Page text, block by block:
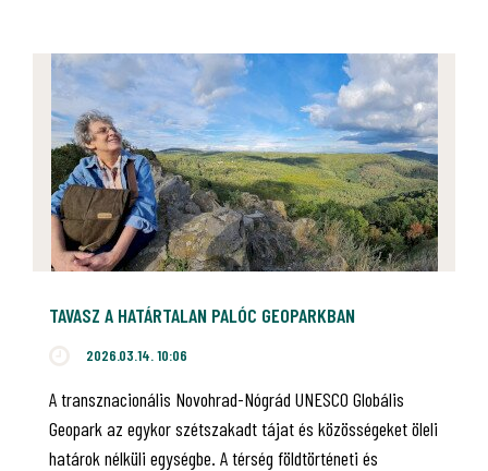
TAVASZ A HATÁRTALAN PALÓC GEOPARKBAN
2026.03.14. 10:06
A transznacionális Novohrad-Nógrád UNESCO Globális
Geopark az egykor szétszakadt tájat és közösségeket öleli
határok nélküli egységbe. A térség földtörténeti és